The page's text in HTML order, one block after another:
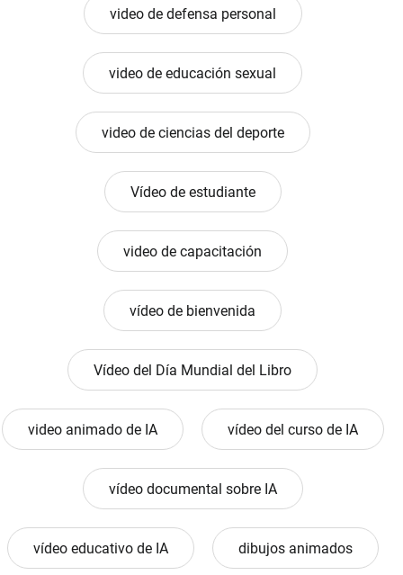
video de defensa personal
video de educación sexual
video de ciencias del deporte
Vídeo de estudiante
video de capacitación
vídeo de bienvenida
Vídeo del Día Mundial del Libro
video animado de IA vídeo del curso de IA
vídeo documental sobre IA
vídeo educativo de IA dibujos animados